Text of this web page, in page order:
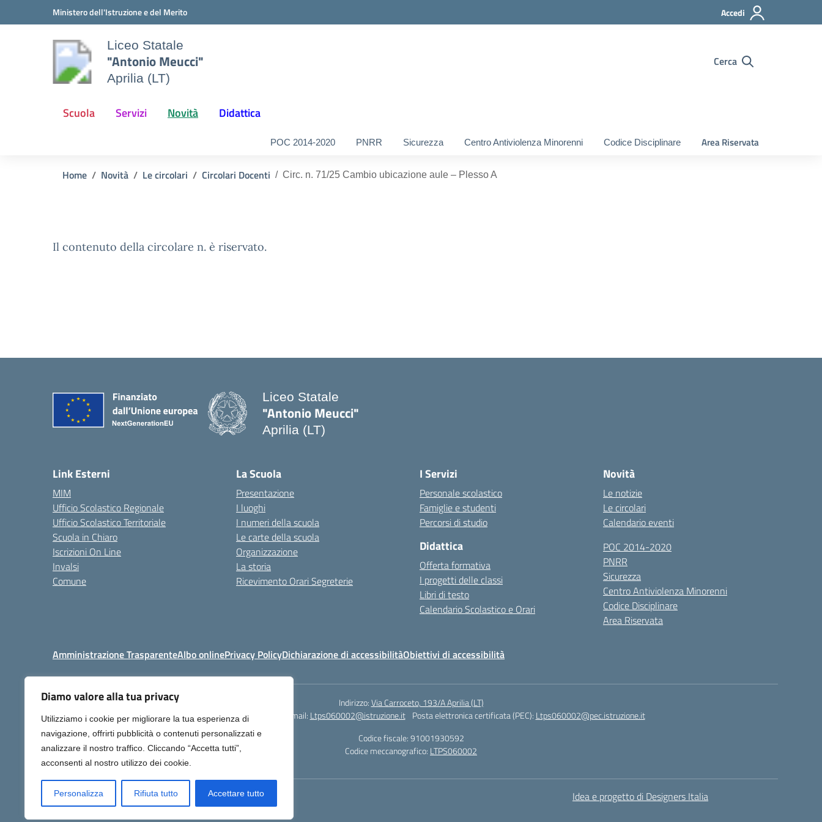
Diamo valore alla tua privacy
Utilizziamo i cookie per migliorare la tua esperienza di
navigazione, offrirti pubblicità o contenuti personalizzati e
analizzare il nostro traffico. Cliccando “Accetta tutti”,
acconsenti al nostro utilizzo dei cookie.
Personalizza Rifiuta tutto Accettare tutto
Vai ai contenuti
Vai al menu di navigazioneMinistero dell'Istruzione e del Merito Accedi
Liceo Statale
"Antonio Meucci"
Aprilia (LT)
Cerca
Scuola Servizi Novità Didattica
POC 2014-2020 PNRR Sicurezza Centro Antiviolenza Minorenni Codice Disciplinare Area Riservata
Home Novità Le circolari Circolari Docenti Circ. n. 71/25 Cambio ubicazione aule – Plesso A
Il contenuto della circolare n. è riservato.
Liceo Statale
"Antonio Meucci"
Aprilia (LT)
Link Esterni
MIM
Ufficio Scolastico Regionale
Ufficio Scolastico Territoriale
Scuola in Chiaro
Iscrizioni On Line
Invalsi
Comune
La Scuola
Presentazione
I luoghi
I numeri della scuola
Le carte della scuola
Organizzazione
La storia
Ricevimento Orari Segreterie
I Servizi
Personale scolastico
Famiglie e studenti
Percorsi di studio
Didattica
Offerta formativa
I progetti delle classi
Libri di testo
Calendario Scolastico e Orari
Novità
Le notizie
Le circolari
Calendario eventi
POC 2014-2020
PNRR
Sicurezza
Centro Antiviolenza Minorenni
Codice Disciplinare
Area Riservata
Amministrazione TrasparenteAlbo onlinePrivacy PolicyDichiarazione di accessibilitàObiettivi di accessibilità
Indirizzo:Via Carroceto, 193/A Aprilia (LT)
Centralino:+39 06 9257678 Email: Ltps060002@istruzione.it Posta elettronica certificata (PEC): Ltps060002@pec.istruzione.it
Codice fiscale: 91001930592
Codice meccanografico: LTPS060002
Idea e progetto di Designers Italia